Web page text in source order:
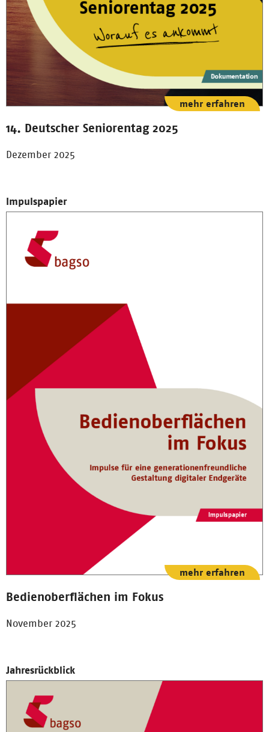
14. Deutscher Seniorentag 2025
Dezember 2025
mehr erfahren
Impulspapier
Bedienoberflächen im Fokus
November 2025
mehr erfahren
Jahresrückblick